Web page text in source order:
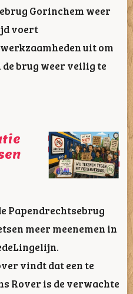
Gorinchem weer
voert
uit om
de brug weer veilig te
Papendrechtsebrug
meer meenemen in
vindt dat een te
Rover is de verwachte